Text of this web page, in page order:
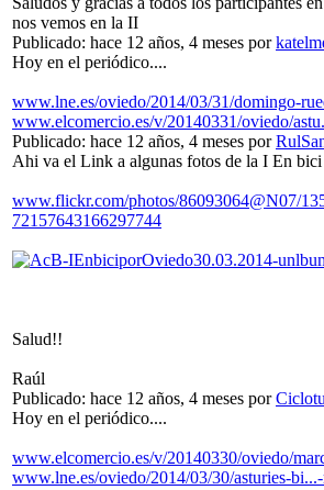
nos vemos en la II
Publicado: hace 12 años, 4 meses por
Hoy en el periódico....
www.lne.es/oviedo/2014/03/31/domingo-
www.elcomercio.es/v/20140331/oviedo/
Publicado: hace 12 años, 4 meses por
Ahi va el Link a algunas fotos de la I En
www.flickr.com/photos/86093064@N07/
72157643166297744
Salud!!
Raúl
Publicado: hace 12 años, 4 meses por
Hoy en el periódico....
www.elcomercio.es/v/20140330/oviedo/
www.lne.es/oviedo/2014/03/30/asturies-